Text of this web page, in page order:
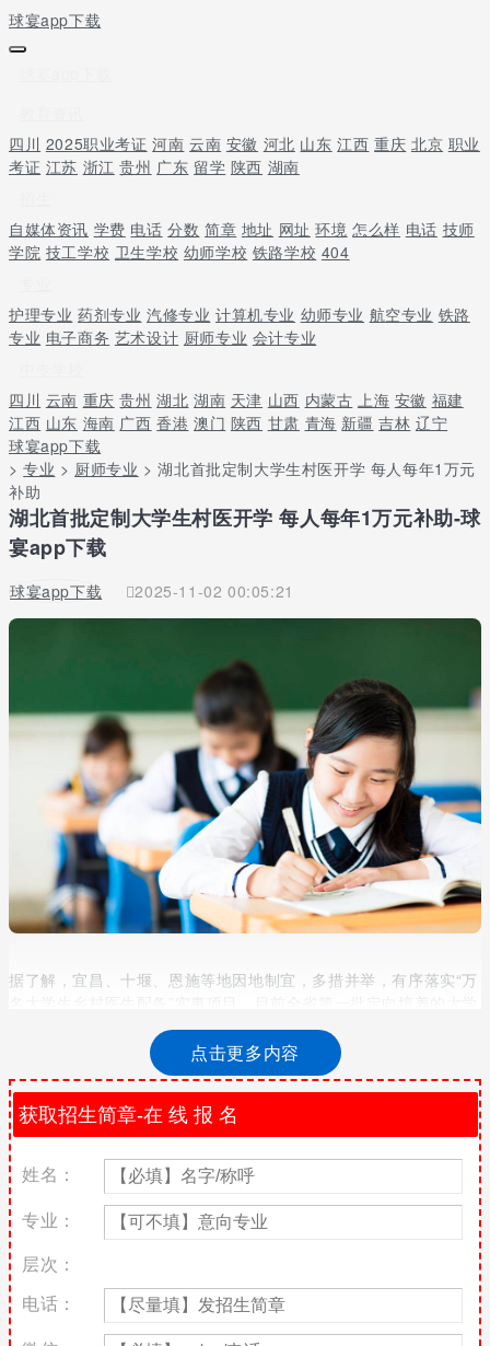
球宴app下载
四川 2025职业考证 河南 云南 安徽 河北 山东 江西 重庆 北京 职业
考证 江苏 浙江 贵州 广东 留学 陕西 湖南
自媒体资讯 学费 电话 分数 简章 地址 网址 环境 怎么样 电话 技师
学院 技工学校 卫生学校 幼师学校 铁路学校 404
护理专业 药剂专业 汽修专业 计算机专业 幼师专业 航空专业 铁路
专业 电子商务 艺术设计 厨师专业 会计专业
四川 云南 重庆 贵州 湖北 湖南 天津 山西 内蒙古 上海 安徽 福建
江西 山东 海南 广西 香港 澳门 陕西 甘肃 青海 新疆 吉林 辽宁
球宴app下载
>专业 > 厨师专业 > 湖北首批定制大学生村医开学 每人每年1万元
补助
湖北首批定制大学生村医开学 每人每年1万元补助-球
宴app下载
球宴app下载 2025-11-02 00:05:21
据了解，宜昌、十堰、恩施等地因地制宜，多措并举，有序落实“万
湖北首批定制大学生村医开学
近日，湖北省卫健委、省委编办、省发改委、省教育厅、省财政
厅、省人社厅、省医保局、省药监局等部门联合印发《“万名大学生
乡村医生配备”项目实施方案》，协力推进省领导领办的“十大惠
民、四项关爱”实事项目落实。通过订单定向培养、社会招聘、上级
机构派驻巡诊、学历提升等方式，提高接受过医学专科学历教育的
乡村医生比例，到2025年实现“一村一名大学生乡村医生”目标。
按照订单定向培养方案，2021年-2023年，湖北省将采取单列招生
计划方式，招录定向生4490人，按照相对集中、就近便利原则，依
托省内院校，开展大专层次的乡村医生订单定向培养，财政给予培
养对象每人每年1万元的学费、生活费补助，毕业后安排到定向县域
点击更多内容
姓名：
专业：
层次：
电话：